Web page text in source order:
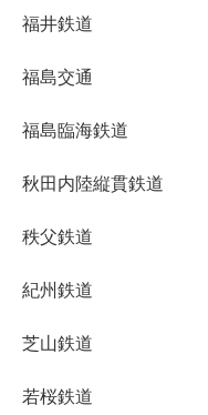
福井鉄道
福島交通
福島臨海鉄道
秋田内陸縦貫鉄道
秩父鉄道
紀州鉄道
芝山鉄道
若桜鉄道